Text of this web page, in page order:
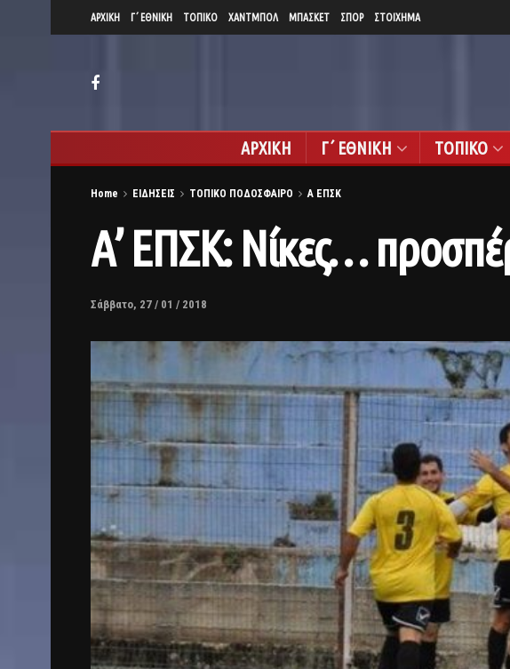
ΑΡΧΙΚΗ Γ΄ ΕΘΝΙΚΗ ΤΟΠΙΚΟ ΧΑΝΤΜΠΟΛ ΜΠΑΣΚΕΤ ΣΠΟΡ ΣΤΟΙΧΗΜΑ
ΑΡΧΙΚΗ Γ΄ ΕΘΝΙΚΗ ΤΟΠΙΚΟ
Home ΕΙΔΗΣΕΙΣ ΤΟΠΙΚΟ ΠΟΔΟΣΦΑΙΡΟ Α ΕΠΣΚ
Α’ ΕΠΣΚ: Νίκες…
Σάββατο, 27 / 01 / 2018